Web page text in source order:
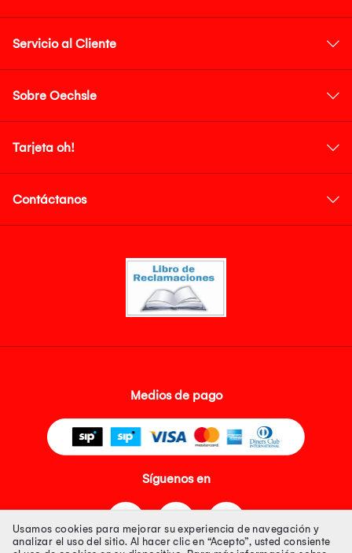
Servicio al Cliente
Sobre Oechsle
Tarjeta oh!
Contáctanos
Medios de pago
Síguenos en
Usamos cookies para mejorar su experiencia de navegación y
analizar el uso del sitio. Al hacer clic en “Acepto”, usted consiente